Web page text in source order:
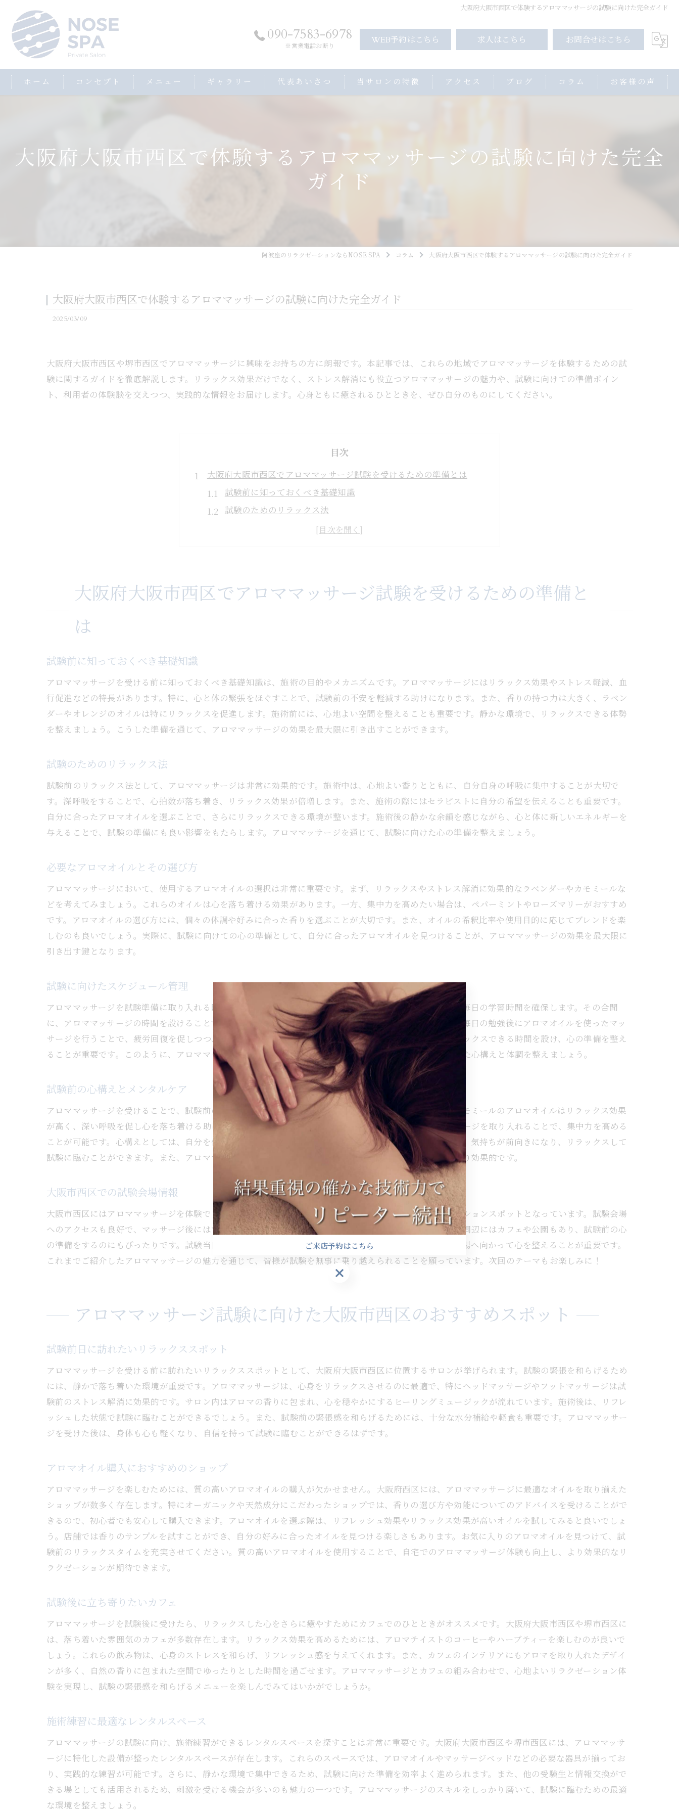
大阪府大阪市西区で体験するアロママッサージの試験に向けた完全ガイド
090-7583-6978
※営業電話お断り WEB予約はこちら 求人はこちら お問合せはこちら
ホーム コンセプト メニュー ギャラリー 代表あいさつ 当サロンの特徴
ストレッチ
プライベートサロン
アクセス ブログ コラム お客様の声
大阪府大阪市西区で体験するアロママッサージの試験に向けた完全
ガイド
阿波座のリラクゼーションならNOSE SPA コラム 大阪府大阪市西区で体験するアロママッサージの試験に向けた完全ガイド
大阪府大阪市西区で体験するアロママッサージの試験に向けた完全ガイド
2025/03/09
大阪府大阪市西区や堺市西区でアロママッサージに興味をお持ちの方に朗報です。本記事では、これらの地域でアロママッサージを体験するための試
験に関するガイドを徹底解説します。リラックス効果だけでなく、ストレス解消にも役立つアロママッサージの魅力や、試験に向けての準備ポイン
ト、利用者の体験談を交えつつ、実践的な情報をお届けします。心身ともに癒されるひとときを、ぜひ自分のものにしてください。
目次
大阪府大阪市西区でアロママッサージ試験を受けるための準備とは
試験前に知っておくべき基礎知識
試験のためのリラックス法
必要なアロマオイルとその選び方
アロママッサージ試験に向けた大阪市西区のおすすめスポット
受験生に人気のリラクゼーション施設
地元のアロマ専門店の紹介
アロママッサージ試験成功の秘訣大阪市西区での体験談
試験合格に役立ったアイテム
モチベーション維持の方法
仲間との情報交換の重要性
試験会場のアクセス方法
必要な持ち物リスト
試験前に避けたい行動
試験準備におすすめのアロマブレンド
日常生活で取り入れたいルーティン
試験対策のための勉強法
大阪市西区のアロマ教室の活用法
試験前に実践したい自己ケア
試験当日の心の整え方
大阪市西区アロママッサージ試験を通じて得られる心と体の健康
試験を通じて実感するリラックス効果
アロママッサージがもたらすストレス解消
試験後の心の変化と成長
試験を通じて得た新しい生活習慣
心身のバランスを整える体験
アロママッサージ試験対策大阪市西区の施設活用法
試験準備に利用したい施設一覧
おすすめのレンタルルーム活用法
地元のアロマスクールの選び方
試験直前に訪れたいリラクゼーション施設
試験後に利用する施設のおすすめ
リラックスを促すアロマオイルの使い方
心を解放するおすすめのアクティビティ
試験後のストレス解消法
大阪府大阪市西区でアロママッサージ試験を受けるための準備と
は
試験前に知っておくべき基礎知識
アロママッサージを受ける前に知っておくべき基礎知識は、施術の目的やメカニズムです。アロママッサージにはリラックス効果やストレス軽減、血
行促進などの特長があります。特に、心と体の緊張をほぐすことで、試験前の不安を軽減する助けになります。また、香りの持つ力は大きく、ラベン
ダーやオレンジのオイルは特にリラックスを促進します。施術前には、心地よい空間を整えることも重要です。静かな環境で、リラックスできる体勢
を整えましょう。こうした準備を通じて、アロママッサージの効果を最大限に引き出すことができます。
試験のためのリラックス法
試験前のリラックス法として、アロママッサージは非常に効果的です。施術中は、心地よい香りとともに、自分自身の呼吸に集中することが大切で
す。深呼吸をすることで、心拍数が落ち着き、リラックス効果が倍増します。また、施術の際にはセラピストに自分の希望を伝えることも重要です。
自分に合ったアロマオイルを選ぶことで、さらにリラックスできる環境が整います。施術後の静かな余韻を感じながら、心と体に新しいエネルギーを
与えることで、試験の準備にも良い影響をもたらします。アロママッサージを通じて、試験に向けた心の準備を整えましょう。
必要なアロマオイルとその選び方
アロママッサージにおいて、使用するアロマオイルの選択は非常に重要です。まず、リラックスやストレス解消に効果的なラベンダーやカモミールな
どを考えてみましょう。これらのオイルは心を落ち着ける効果があります。一方、集中力を高めたい場合は、ペパーミントやローズマリーがおすすめ
です。アロマオイルの選び方には、個々の体調や好みに合った香りを選ぶことが大切です。また、オイルの希釈比率や使用目的に応じてブレンドを楽
しむのも良いでしょう。実際に、試験に向けての心の準備として、自分に合ったアロマオイルを見つけることが、アロママッサージの効果を最大限に
引き出す鍵となります。
試験に向けたスケジュール管理
アロママッサージを試験準備に取り入れる際には、スケジュール管理が鍵です。まず、試験日から逆算し、毎日の学習時間を確保します。その合間
に、アロママッサージの時間を設けることで、心身のリフレッシュを図るのがポイントです。具体的には、毎日の勉強後にアロマオイルを使ったマッ
サージを行うことで、疲労回復を促しつつ、集中力を高めることができます。さらに、試験前日は特にリラックスできる時間を設け、心の準備を整え
ることが重要です。このように、アロママッサージを効果的にスケジュールに組み込むことで、試験に向けた心構えと体調を整えましょう。
試験前の心構えとメンタルケア
アロママッサージを受けることで、試験前の緊張や不安を軽減することができます。特に、ラベンダーやカモミールのアロマオイルはリラックス効果
が高く、深い呼吸を促し心を落ち着ける助けになります。試験の前日には、心を整えるためにアロママッサージを取り入れることで、集中力を高める
ことが可能です。心構えとしては、自分を信じることが大切です。ポジティブな言葉を自分にかけることで、気持ちが前向きになり、リラックスして
試験に臨むことができます。また、アロママッサージ後の余韻を楽しみながら、深い呼吸を心掛けると、より効果的です。
大阪市西区での試験会場情報
大阪市西区にはアロママッサージを体験できるサロンが多く、試験を控えた方々にとって最適なリラクセーションスポットとなっています。試験会場
へのアクセスも良好で、マッサージ後にはすっきりした気持ちで試験に臨むことができるでしょう。また、周辺にはカフェや公園もあり、試験前の心
の準備をするのにもぴったりです。試験当日は、アロママッサージで得たリラックス効果を活かしつつ、会場へ向かって心を整えることが重要です。
これまでご紹介したアロママッサージの魅力を通じて、皆様が試験を無事に乗り越えられることを願っています。次回のテーマもお楽しみに！
アロママッサージ試験に向けた大阪市西区のおすすめスポット
試験前日に訪れたいリラックススポット
アロママッサージを受ける前に訪れたいリラックススポットとして、大阪府大阪市西区に位置するサロンが挙げられます。試験の緊張を和らげるため
には、静かで落ち着いた環境が重要です。アロママッサージは、心身をリラックスさせるのに最適で、特にヘッドマッサージやフットマッサージは試
験前のストレス解消に効果的です。サロン内はアロマの香りに包まれ、心を穏やかにするヒーリングミュージックが流れています。施術後は、リフレ
ッシュした状態で試験に臨むことができるでしょう。また、試験前の緊張感を和らげるためには、十分な水分補給や軽食も重要です。アロママッサー
ジを受けた後は、身体も心も軽くなり、自信を持って試験に臨むことができるはずです。
アロマオイル購入におすすめのショップ
アロママッサージを楽しむためには、質の高いアロマオイルの購入が欠かせません。大阪府西区には、アロママッサージに最適なオイルを取り揃えた
ショップが数多く存在します。特にオーガニックや天然成分にこだわったショップでは、香りの選び方や効能についてのアドバイスを受けることがで
きるので、初心者でも安心して購入できます。アロマオイルを選ぶ際は、リフレッシュ効果やリラックス効果が高いオイルを試してみると良いでしょ
う。店舗では香りのサンプルを試すことができ、自分の好みに合ったオイルを見つける楽しさもあります。お気に入りのアロマオイルを見つけて、試
験前のリラックスタイムを充実させてください。質の高いアロマオイルを使用することで、自宅でのアロママッサージ体験も向上し、より効果的なリ
ラクゼーションが期待できます。
試験後に立ち寄りたいカフェ
アロママッサージを試験後に受けたら、リラックスした心をさらに癒やすためにカフェでのひとときがオススメです。大阪府大阪市西区や堺市西区に
は、落ち着いた雰囲気のカフェが多数存在します。リラックス効果を高めるためには、アロマテイストのコーヒーやハーブティーを楽しむのが良いで
しょう。これらの飲み物は、心身のストレスを和らげ、リフレッシュ感を与えてくれます。また、カフェのインテリアにもアロマを取り入れたデザイ
ンが多く、自然の香りに包まれた空間でゆったりとした時間を過ごせます。アロママッサージとカフェの組み合わせで、心地よいリラクゼーション体
験を実現し、試験の緊張感を和らげるメニューを楽しんでみてはいかがでしょうか。
施術練習に最適なレンタルスペース
アロママッサージの試験に向け、施術練習ができるレンタルスペースを探すことは非常に重要です。大阪府大阪市西区や堺市西区には、アロママッサ
ージに特化した設備が整ったレンタルスペースが存在します。これらのスペースでは、アロマオイルやマッサージベッドなどの必要な器具が揃ってお
り、実践的な練習が可能です。さらに、静かな環境で集中できるため、試験に向けた準備を効率よく進められます。また、他の受験生と情報交換がで
きる場としても活用されるため、刺激を受ける機会が多いのも魅力の一つです。アロママッサージのスキルをしっかり磨いて、試験に臨むための最適
な環境を整えましょう。
ご来店予約はこちら
ご来店予約はこちら